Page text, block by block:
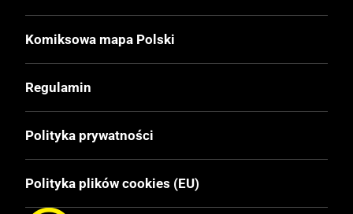
Oprawa
124x176 mm
Liczba Stron
Komiksowa mapa Polski
Regulamin
Polityka prywatności
Polityka plików cookies (EU)